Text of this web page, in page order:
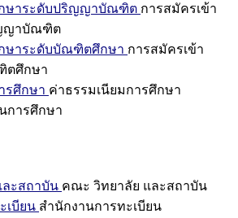
กษาระดับปริญญาบัณฑิต การสมัครเข้า
ญาบัณฑิต
ษาระดับบัณฑิตศึกษา การสมัครเข้า
ตศึกษา
รศึกษา ค่าธรรมเนียมการศึกษา
การศึกษา
ะสถาบัน คณะ วิทยาลัย และสถาบัน
เบียน สำนักงานการทะเบียน